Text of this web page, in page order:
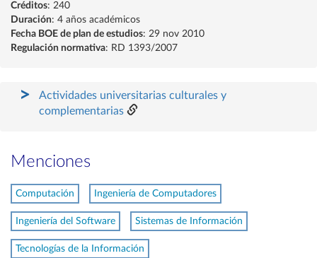
Créditos: 240
Duración: 4 años académicos
Fecha BOE de plan de estudios: 29 nov 2010
Regulación normativa: RD 1393/2007
Actividades universitarias culturales y
complementarias
Menciones
Computación Ingeniería de Computadores
Ingeniería del Software Sistemas de Información
Tecnologías de la Información